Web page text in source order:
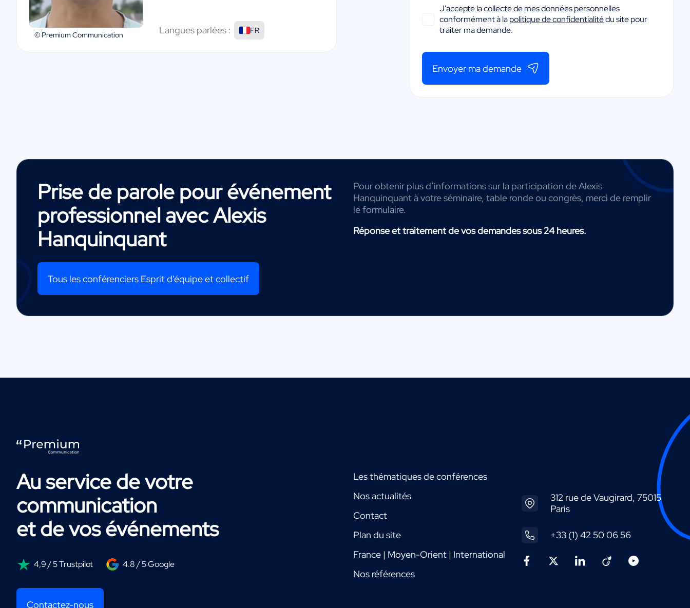
© Premium Communication Langues parlées : FR
J'accepte la collecte de mes données personnelles
conformément à lapolitique de confidentialitédu site pour
traiter ma demande.
Envoyer ma demande
Prise de parole pour événement
professionnel avecAlexis
Hanquinquant
Tous les conférenciers Esprit d'équipe et collectif
Pour obtenir plus d’informations sur la participation de Alexis
Hanquinquant à votre séminaire, table ronde ou congrès, merci de remplir
le formulaire.
Réponse et traitement de vos demandes sous 24 heures.
Au service de votre
communication
et de vos événements
4,9 / 5 Trustpilot 4.8 / 5 Google
Contactez-nous
Les thématiques de conférences
Nos actualités
Contact
Plan du site
France | Moyen-Orient | International
Nos références
312 rue de Vaugirard, 75015
Paris
+33 (1) 42 50 06 56